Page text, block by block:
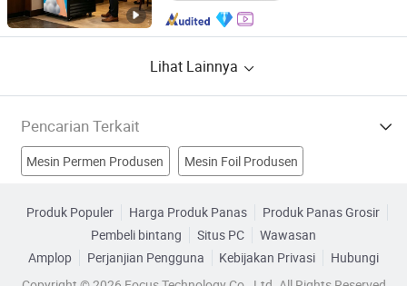
Lihat Lainnya
Pencarian Terkait
Mesin Permen Produsen Mesin Foil Produsen
Mesin Penjual Otomatis Produsen
Produk Populer Harga Produk Panas
Produk Panas Grosir
Pembeli bintang
Situs PC
Wawasan
Amplop
Perjanjian Pengguna Kebijakan Privasi
Hubungi